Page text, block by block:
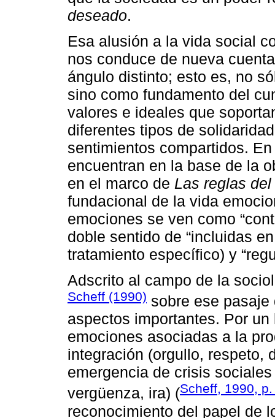
deseado.
Esa alusión a la vida social
nos conduce de nueva
ángulo distinto; esto es, no
sino como fundamento del
valores e ideales que
diferentes tipos de
sentimientos compartidos.
encuentran en la base de la
en el marco de Las reglas
fundacional de la vida
emociones se ven como
doble sentido de “incluidas
tratamiento específico) y
Adscrito al campo de la
Scheff (1990) sobre ese
aspectos importantes. Por
emociones asociadas a la
integración (orgullo, respeto,
emergencia de crisis
vergüenza, ira) (Scheff, 1990,
reconocimiento del papel de